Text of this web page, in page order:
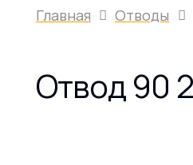
Главная Отводы
Отвод 90